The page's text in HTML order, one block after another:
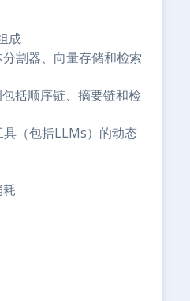
成
割器、向量存储和检索
括顺序链、摘要链和检
（包括LLMs）的动态